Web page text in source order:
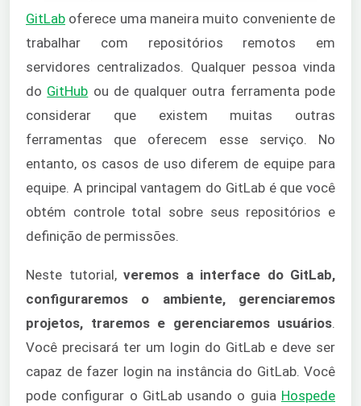
GitLab oferece uma maneira muito conveniente de
trabalhar com repositórios remotos em
servidores centralizados. Qualquer pessoa vinda
do GitHub ou de qualquer outra ferramenta pode
considerar que existem muitas outras
ferramentas que oferecem esse serviço. No
entanto, os casos de uso diferem de equipe para
equipe. A principal vantagem do GitLab é que você
obtém controle total sobre seus repositórios e
definição de permissões.
Neste tutorial, veremos a interface do GitLab,
configuraremos o ambiente, gerenciaremos
projetos, traremos e gerenciaremos usuários.
Você precisará ter um login do GitLab e deve ser
capaz de fazer login na instância do GitLab. Você
pode configurar o GitLab usando o guia Hospede